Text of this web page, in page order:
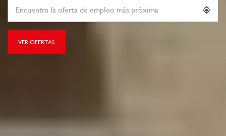
VER OFERTAS